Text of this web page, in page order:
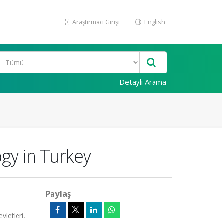
Araştırmacı Girişi English
Detaylı Arama
in Turkey
Paylaş